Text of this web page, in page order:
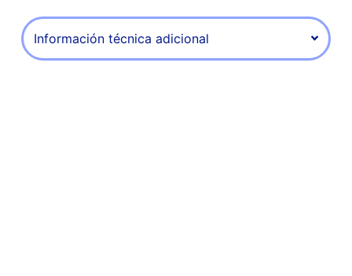
Información técnica adicional